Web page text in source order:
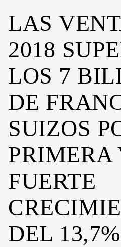
LAS
2018
LOS 7
DE
SUIZOS
PRIMERA
FUERTE
DEL 13,7%